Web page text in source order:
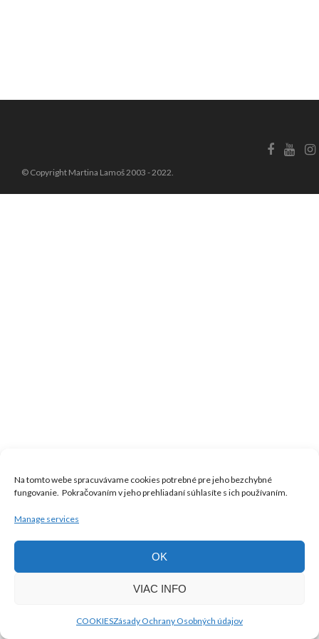
Na tomto webe spracuvávame cookies potrebné pre jeho bezchybné
fungovanie. Pokračovaním v jeho prehliadaní súhlasíte s ich používaním.
Manage services
OK
VIAC INFO
COOKIESZásady Ochrany Osobných údajov
© Copyright Martina Lamoš 2003 - 2022.